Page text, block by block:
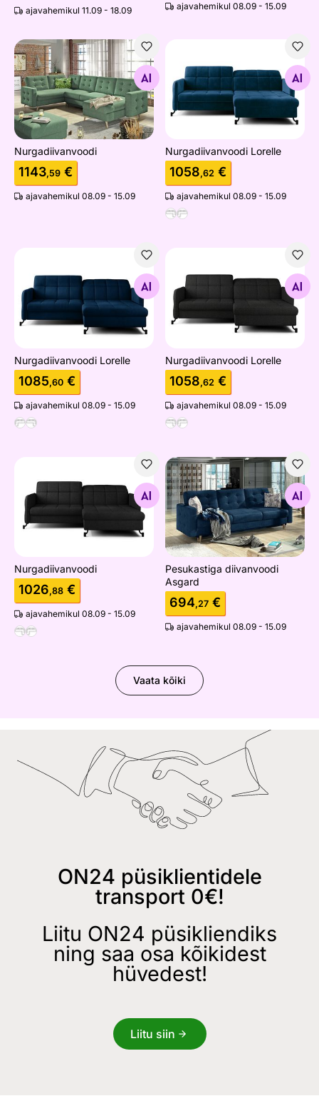
ajavahemikul 11.09 - 18.09 ajavahemikul 08.09 - 15.09
Nurgadiivanvoodi
Otsi sarnaseid
Nurgadiivanvoodi
1143,59 €
ajavahemikul 08.09 - 15.09
Otsi sarnaseid
Nurgadiivanvoodi Lorelle
1058,62 €
ajavahemikul 08.09 - 15.09
Nurgadiivanvoodi Lorelle
Otsi sarnaseid
Nurgadiivanvoodi Lorelle
1085,60 €
ajavahemikul 08.09 - 15.09
Nurgadiivanvoodi Lorelle
Otsi sarnaseid
Nurgadiivanvoodi Lorelle
1058,62 €
ajavahemikul 08.09 - 15.09
Nurgadiivanvoodi
Otsi sarnaseid
Nurgadiivanvoodi
1026,88 €
ajavahemikul 08.09 - 15.09
Pesukastiga diivanvoodi
Otsi sarnaseid
Pesukastiga diivanvoodi
Asgard
694,27 €
ajavahemikul 08.09 - 15.09
Vaata kõiki
ON24 püsiklientidele
transport 0€!
Liitu ON24 püsikliendiks
ning saa osa kõikidest
hüvedest!
Liitu siin